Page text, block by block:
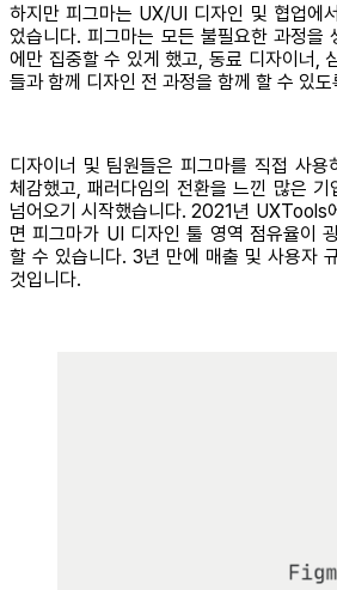
하지만 피그마는 UX/UI 디자인 및 협업에
었습니다. 피그마는 모든 불필요한 과정을
에만 집중할 수 있게 했고, 동료 디자이너,
들과 함께 디자인 전 과정을 함께 할 수 있도
디자이너 및 팀원들은 피그마를 직접 사용
체감했고, 패러다임의 전환을 느낀 많은 기
넘어오기 시작했습니다. 2021년 UXTools
면 피그마가 UI 디자인 툴 영역 점유율이
할 수 있습니다. 3년 만에 매출 및 사용자
것입니다.